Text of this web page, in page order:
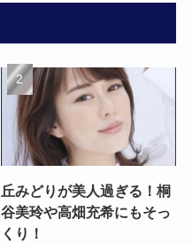
丘みどりが美人過ぎる！桐
谷美玲や高畑充希にもそっ
くり！